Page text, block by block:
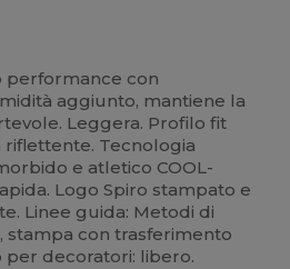
performance con
aggiunto, mantiene la
Leggera. Profilo fit
Tecnologia
e atletico COOL-
Logo Spiro stampato e
Linee guida: Metodi di
stampa con trasferimento
per decoratori: libero.